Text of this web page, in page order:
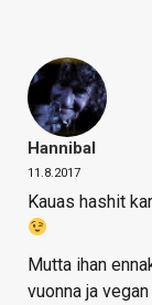
Hannibal
11.8.2017
Kauas hashit
Mutta ihan
vuonna ja